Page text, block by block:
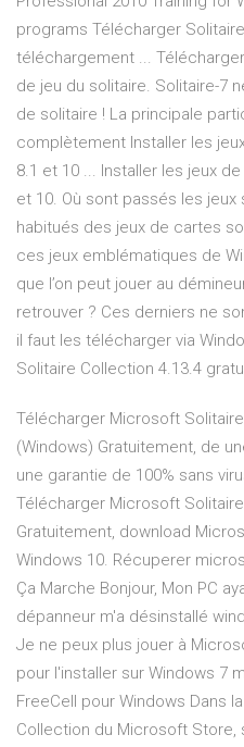
programs Télécharger
téléchargement ...
de jeu du solitaire. Solitaire-7
de solitaire ! La principale
complètement Installer les
8.1 et 10 ... Installer les jeux
et 10. Où sont passés les jeux
habitués des jeux de cartes
ces jeux emblématiques de
que l’on peut jouer au
retrouver ? Ces derniers ne
il faut les télécharger via
Solitaire Collection 4.13.4
Télécharger Microsoft
(Windows) Gratuitement, de
une garantie de 100% sans
Télécharger Microsoft
Gratuitement, download
Windows 10. Récuperer
Ça Marche Bonjour, Mon PC
dépanneur m'a désinstallé
Je ne peux plus jouer à
pour l'installer sur Windows 7
FreeCell pour Windows Dans
Collection du Microsoft Store,